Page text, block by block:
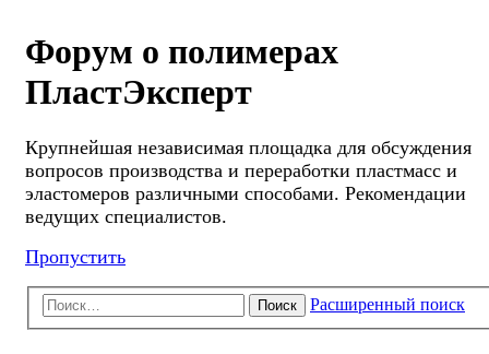
Форум о полимерах
ПластЭксперт
Крупнейшая независимая площадка для обсуждения
вопросов производства и переработки пластмасс и
эластомеров различными способами. Рекомендации
ведущих специалистов.
Пропустить
Поиск Расширенный поиск